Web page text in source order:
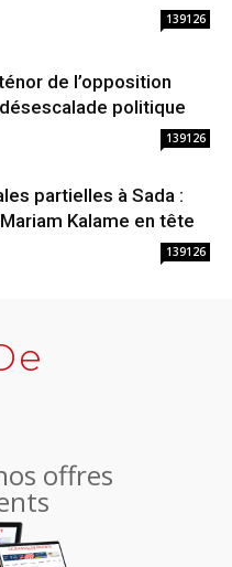
139126
de l’opposition
politique
139126
partielles à Sada :
Kalame en tête
139126
offres